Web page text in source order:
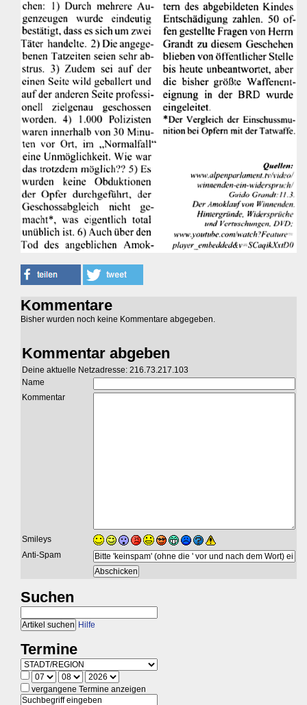
Kommentare
Bisher wurden noch keine Kommentare abgegeben.
Kommentar abgeben
Deine aktuelle Netzadresse: 216.73.217.103
Name
Kommentar
Smileys
Anti-Spam
Suchen
Hilfe
Termine
vergangene Termine anzeigen